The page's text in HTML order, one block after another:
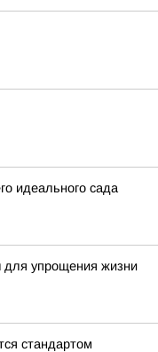
идеального сада
для упрощения жизни
стандартом